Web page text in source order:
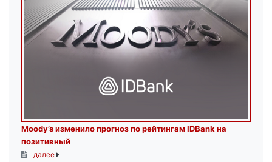
Moody’s изменило прогноз по рейтингам IDBank на
позитивный
далее